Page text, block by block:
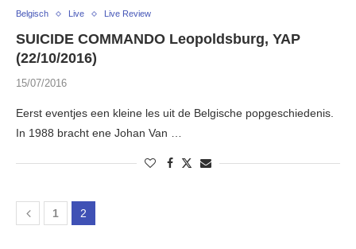
Belgisch Live Live Review
SUICIDE COMMANDO Leopoldsburg, YAP
(22/10/2016)
15/07/2016
Eerst eventjes een kleine les uit de Belgische popgeschiedenis.
In 1988 bracht ene Johan Van …
1 2